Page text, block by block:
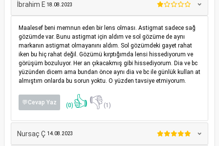
İbrahim E 18.08.2023
Maalesef beni memnun eden bir lens olması. Astigmat sadece sağ
gözümde var. Bunu astigmat için aldım ve sol gözüme de aynı
markanın astigmat olmayanını aldım. Sol gözümdeki gayet rahat
iken bu hiç rahat değil. Gözümü kırptığımda lensi hissediyorum ve
görüşüm bozuluyor. Her an çıkacakmış gibi hissediyorum. Dia ve bc
yüzünden dicem ama bundan önce aynı dia ve bc ile günlük kullan at
almıştım onlarda bu sorun yoktu. O yüzden tavsiye etmiyorum.
💬Cevap Yaz (0) 👍👎(1)
Nursaç Ç 14.08.2023